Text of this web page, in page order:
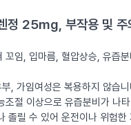
정 25mg, 부작용 및 주
꼬임, 입마름, 혈압상승, 유즙
, 가임여성은 복용하지 않습
조절 이상으로 유즙분비가 나
졸릴 수 있어 운전이나 위험